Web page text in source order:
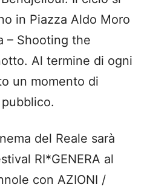
in Piazza Aldo Moro
– Shooting the
Al termine di ogni
un momento di
del Reale sarà
RI*GENERA al
con AZIONI /